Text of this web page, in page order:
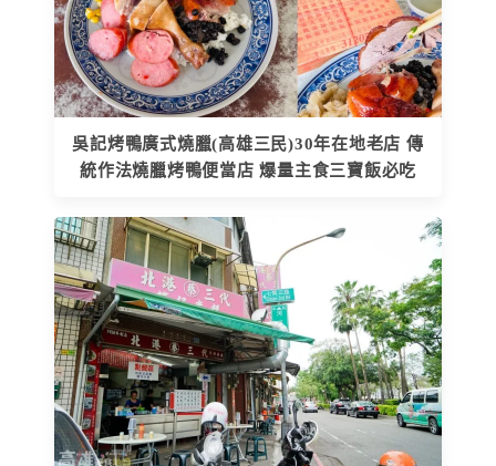
吳記烤鴨廣式燒臘(高雄三民)30年在地老店 傳
統作法燒臘烤鴨便當店 爆量主食三寶飯必吃